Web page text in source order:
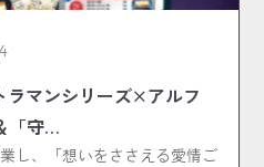
ラマンシリーズ×アルフ
「守…
し、「想いをささえる愛情ご